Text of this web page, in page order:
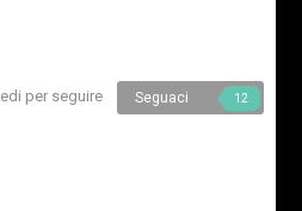
per seguire Seguaci 12